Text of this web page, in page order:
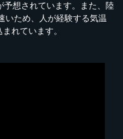
想されています。また、陸
いため、人が経験する気温
れています。